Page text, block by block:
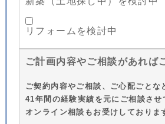
リフォームを検討中
ご計画内容やご相談があれば
ご契約内容やご相談、ご心配ごとな
41年間の経験実績を元にご相談させ
オンライン相談もお受けしておりま